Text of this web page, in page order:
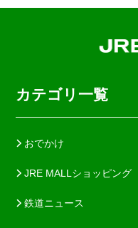
カテゴリ一覧
おでかけ
JRE MALLショッピング
鉄道ニュース